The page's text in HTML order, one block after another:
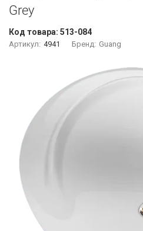
Grey
Код товара: 513-084
Артикул: 4941 Бренд: Guang